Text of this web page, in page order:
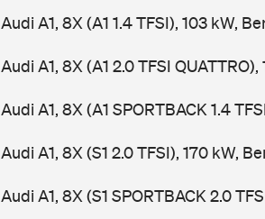
Audi A1, 8X (A1 1.4 TFSI), 103 kW,
Audi A1, 8X (A1 2.0 TFSI
Audi A1, 8X (A1 SPORTBACK 1.4
Audi A1, 8X (S1 2.0 TFSI), 170 kW,
Audi A1, 8X (S1 SPORTBACK 2.0